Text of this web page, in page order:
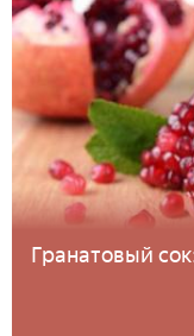
Гранатовый